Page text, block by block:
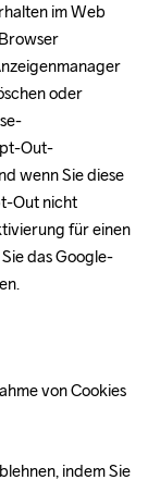
im Web
oder
Out-
wenn Sie diese
Out nicht
für einen
das Google-
von Cookies
indem Sie